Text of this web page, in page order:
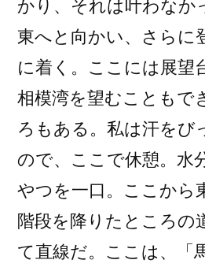
かり、それは叶わなか
東へと向かい、さらに
に着く。ここには展望
相模湾を望むこともで
ろもある。私は汗をび
ので、ここで休憩。水
やつを一口。ここから
階段を降りたところの
て直線だ。ここは、「